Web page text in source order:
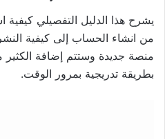
من انشاء الحساب إلى كيفية
منصة جديدة وستتم إضافة
بطريقة تدريجية بمرور الوقت.